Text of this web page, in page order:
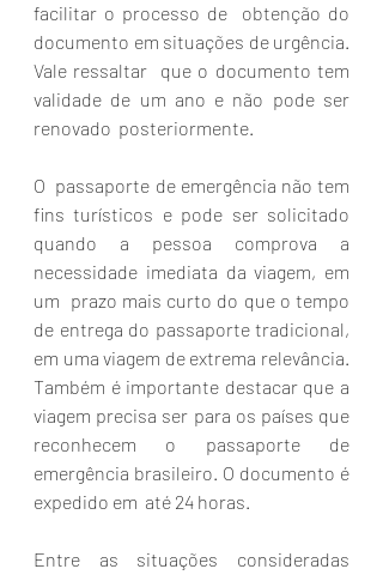
facilitar o processo de  obtenção do
documento em situações de urgência.
Vale ressaltar  que o documento tem
validade de um ano e não pode ser
renovado  posteriormente.
O  passaporte de emergência não tem
fins turísticos e pode ser solicitado
quando a pessoa comprova a
necessidade imediata da viagem, em
um  prazo mais curto do que o tempo
de entrega do passaporte tradicional,
em uma viagem de extrema relevância.
Também é importante destacar que a
viagem precisa ser para os países que
reconhecem o passaporte de
emergência brasileiro. O documento é
expedido em  até 24 horas.
Entre as situações consideradas